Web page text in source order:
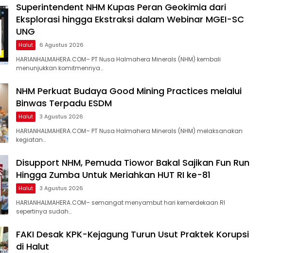
Superintendent NHM Kupas Peran Geokimia dari
Eksplorasi hingga Ekstraksi dalam Webinar MGEI-SC
UNG
Halut 6 Agustus 2026
HARIANHALMAHERA.COM– PT Nusa Halmahera Minerals (NHM) kembali
menunjukkan komitmennya…
NHM Perkuat Budaya Good Mining Practices melalui
Binwas Terpadu ESDM
Halut 3 Agustus 2026
HARIANHALMAHERA.COM– PT Nusa Halmahera Minerals (NHM) melaksanakan
kegiatan…
Disupport NHM, Pemuda Tiowor Bakal Sajikan Fun Run
Hingga Zumba Untuk Meriahkan HUT RI ke-81
Halut 3 Agustus 2026
HARIANHALMAHERA.COM– semangat menyambut hari kemerdekaan RI
sepertinya sudah…
FAKI Desak KPK-Kejagung Turun Usut Praktek Korupsi
di Halut